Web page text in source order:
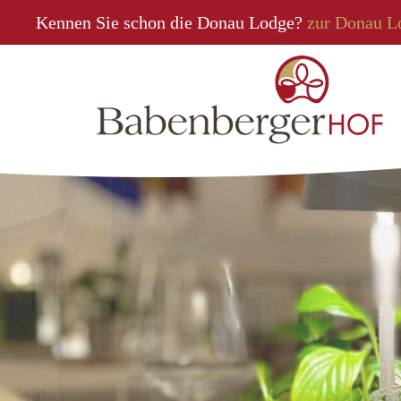
Kennen Sie schon die Donau Lodge? zur Donau